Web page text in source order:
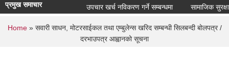
प्रमुख समाचार उपचार खर्च नविकरण गर्ने सम्बन्धमा
You are here
Home» सवारी साधन, मोटरसाईकल तथा एम्बुलेन्स खरिद सम्बन्धी सिलबन्दी बोलपत्र /
दरभाउपत्र आह्वानको सूचना